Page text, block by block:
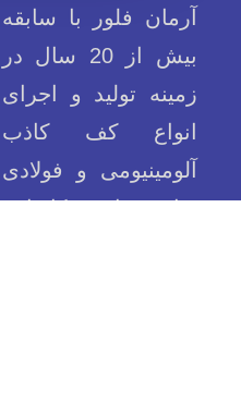
آرمان فلور با سابقه
بیش از 20 سال در
زمینه تولید و اجرای
انواع کف کاذب
آلومینیومی و فولادی
توانسته است کارنامه